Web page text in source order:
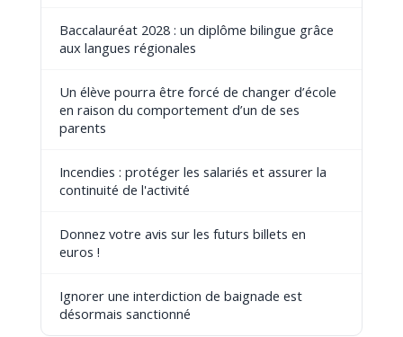
Baccalauréat 2028 : un diplôme bilingue grâce
aux langues régionales
Un élève pourra être forcé de changer d’école
en raison du comportement d’un de ses
parents
Incendies : protéger les salariés et assurer la
continuité de l'activité
Donnez votre avis sur les futurs billets en
euros !
Ignorer une interdiction de baignade est
désormais sanctionné